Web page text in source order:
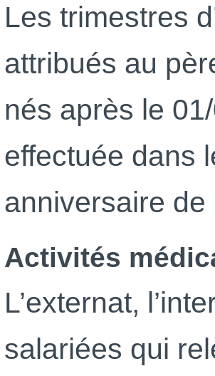
Les trimestres
attribués au
nés après le
effectuée dans
anniversaire de
Activités
L’externat,
salariées qui